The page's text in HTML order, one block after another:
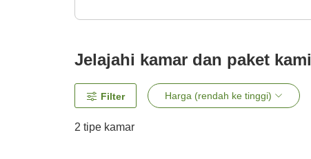
Jelajahi kamar dan paket kami
Filter Harga (rendah ke tinggi)
2 tipe kamar